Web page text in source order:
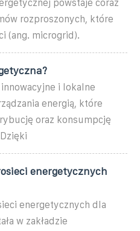
powstaje coraz
rozproszonych, które
(ang. microgrid).
i lokalne
energią,⁣ które
oraz konsumpcję
energetycznych
energetycznych dla
w zakładzie